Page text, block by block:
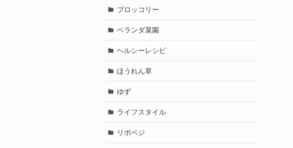
ブロッコリー
ベランダ菜園
ヘルシーレシピ
ほうれん草
ゆず
ライフスタイル
リボベジ